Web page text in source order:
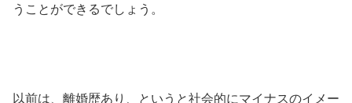
うことができるでしょう。
以前は、離婚歴あり、というと社会的にマイナスのイメー